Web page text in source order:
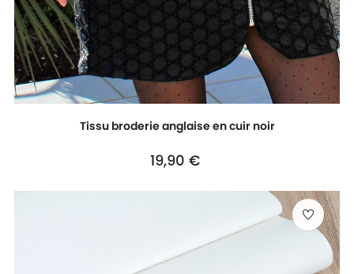
Tissu broderie anglaise en cuir noir
Prix
19,90 €